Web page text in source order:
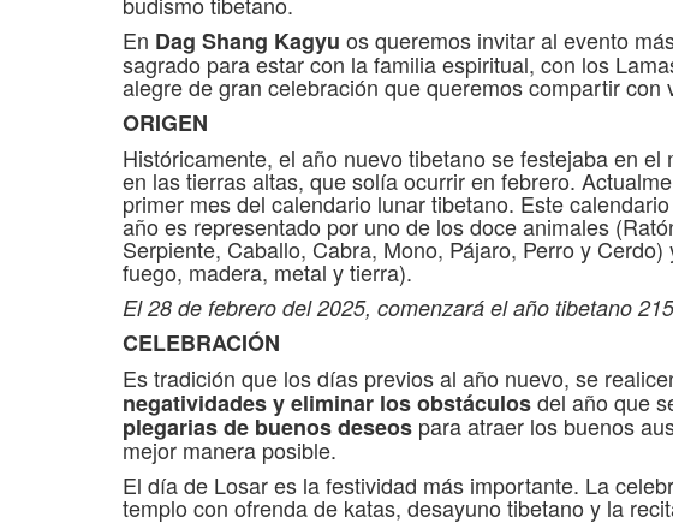
En Dag Shang Kagyu os queremos invitar al evento
sagrado para estar con la familia espiritual, con los
alegre de gran celebración que queremos compartir con
ORIGEN
Históricamente, el año nuevo tibetano se festejaba en
en las tierras altas, que solía ocurrir en febrero.
primer mes del calendario lunar tibetano. Este
año es representado por uno de los doce animales
Serpiente, Caballo, Cabra, Mono, Pájaro, Perro y
fuego, madera, metal y tierra).
El 28 de febrero del 2025, comenzará el año tibetano
CELEBRACIÓN
Es tradición que los días previos al año nuevo, se
negatividades y eliminar los obstáculosdel año que
plegarias de buenos deseos para atraer los buenos
mejor manera posible.
El día de Losar es la festividad más importante. La
templo con ofrenda de katas, desayuno tibetano y la